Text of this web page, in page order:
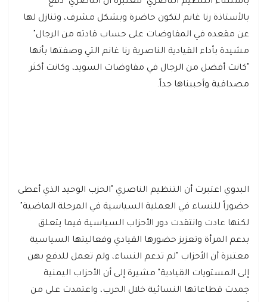
باستثناء التنظيم الناصري" معتبرة أن الناصري "دفع
بالأستاذة رنا غانم لتكون حاضرة وبشكل مشرف، وتنازل لها
عن مقعده في المفاوضات على حساب قادته من الرجال"
مشيدة بأداء القيادية الناصرية رنا غانم التي وصفتها بأنها
"كانت أفضل من الرجال في مفاوضات السويد، وكانت أكثر
مصداقية وأحببناها جداً.
البدوي اعتبرت أن التنظيم الناصري "الحزب الوحيد الذي أعطى
حضوراً للنساء في العملية السياسية في المرحلة الماضية"
لكنها عادت وانتقدت دور الأحزاب السياسية فيما يتعلق
بدعم المرأة وتعزيز حضورها القيادي وفعاليتها السياسية
معتبرة أن الأحزاب "لم تدعم النساء، ولم تعمل للدفع بهن
إلى المستويات القيادية" مشيرة إلى أن الأحزاب اليمنية
جمدت قطاعاتها النسائية خلال الحرب، واعتمدت على من